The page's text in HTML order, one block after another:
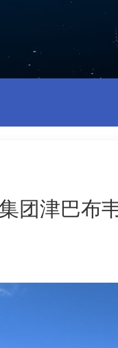
团津巴布